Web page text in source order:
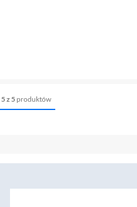
5 z 5 produktów